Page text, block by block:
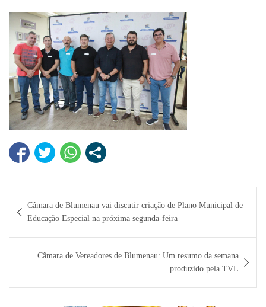
de
Post
Câmara de Blumenau vai discutir criação de Plano Municipal de
Educação Especial na próxima segunda-feira
Câmara de Vereadores de Blumenau: Um resumo da semana
produzido pela TVL